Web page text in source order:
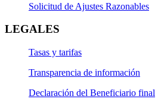
Solicitud de Ajustes Razonables
LEGALES
Tasas y tarifas
Transparencia de información
Declaración del Beneficiario final